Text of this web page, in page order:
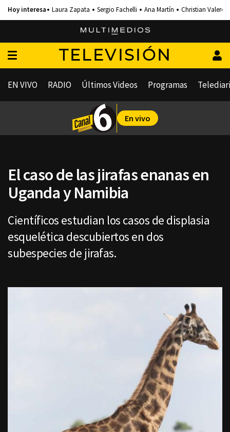
Laura Zapata Sergio Fachelli Ana Martín Christian Valero
TELEVISIÓN
EN VIVO RADIO Últimos Videos Programas
En vivo
El caso de las jirafas enanas en
Uganda y Namibia
Científicos estudian los casos de displasia
esquelética descubiertos en dos
subespecies de jirafas.